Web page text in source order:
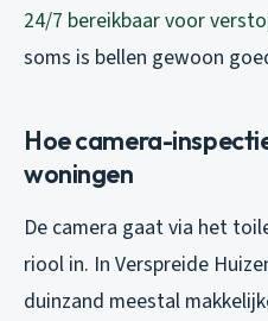
24/7 bereikbaar voor
soms is bellen gewoon
Hoe camera-
woningen
De camera gaat via het
riool in. In Verspreide
duinzand meestal